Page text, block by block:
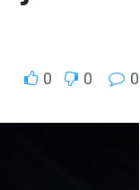
0 0 0